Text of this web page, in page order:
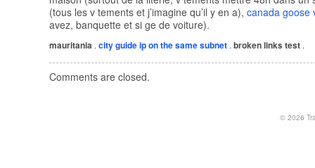
(tous les v tements et j’imagine qu’il y en a), canada goose
avez, banquette et si ge de voiture).
mauritania . city guideip on the same subnet . broken links test .
Comments are closed.
© 2026